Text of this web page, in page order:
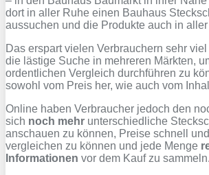
dort in aller Ruhe einen Bauhaus
aussuchen und die Produkte auch in
Das erspart vielen Verbrauchern sehr
die lästige Suche in mehreren Märkten,
ordentlichen Vergleich durchführen zu
sowohl vom Preis her, wie auch vom
Online haben Verbraucher jedoch den
sich noch mehr unterschiedliche
anschauen zu können, Preise schnell
vergleichen zu können und jede Menge
Informationen vor dem Kauf zu sammeln.